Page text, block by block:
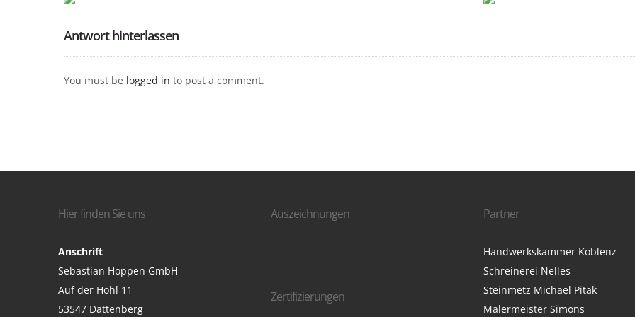
Antwort hinterlassen
You must be logged in to post a comment.
Hier finden Sie uns
Anschrift
Sebastian Hoppen GmbH
Auf der Hohl 11
53547 Dattenberg
Auszeichnungen
Zertifizierungen
Partner
Handwerkskammer Koblenz
Schreinerei Nelles
Steinmetz Michael Pitak
Malermeister Simons